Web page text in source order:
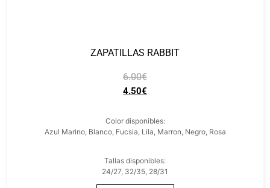
ZAPATILLAS RABBIT
6.00€
4.50€
Color disponibles:
Azul Marino, Blanco, Fucsia, Lila, Marron, Negro, Rosa
Tallas disponibles:
24/27, 32/35, 28/31